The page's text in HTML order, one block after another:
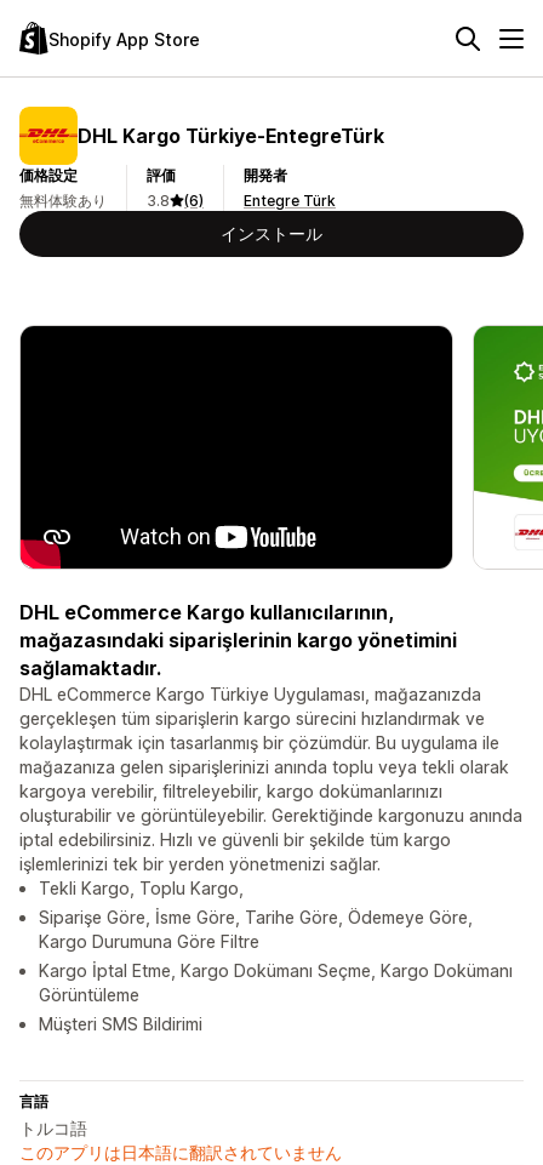
Shopify App Store
DHL Kargo Türkiye‑EntegreTürk
価格設定
無料体験あり
評価
3.8
(6)
開発者
Entegre Türk
インストール
DHL eCommerce Kargo kullanıcılarının,
mağazasındaki siparişlerinin kargo yönetimini
sağlamaktadır.
DHL eCommerce Kargo Türkiye Uygulaması, mağazanızda
gerçekleşen tüm siparişlerin kargo sürecini hızlandırmak ve
kolaylaştırmak için tasarlanmış bir çözümdür. Bu uygulama ile
mağazanıza gelen siparişlerinizi anında toplu veya tekli olarak
kargoya verebilir, filtreleyebilir, kargo dokümanlarınızı
oluşturabilir ve görüntüleyebilir. Gerektiğinde kargonuzu anında
iptal edebilirsiniz. Hızlı ve güvenli bir şekilde tüm kargo
işlemlerinizi tek bir yerden yönetmenizi sağlar.
Tekli Kargo, Toplu Kargo,
Siparişe Göre, İsme Göre, Tarihe Göre, Ödemeye Göre,
Kargo Durumuna Göre Filtre
Kargo İptal Etme, Kargo Dokümanı Seçme, Kargo Dokümanı
Görüntüleme
Müşteri SMS Bildirimi
言語
トルコ語
このアプリは日本語に翻訳されていません